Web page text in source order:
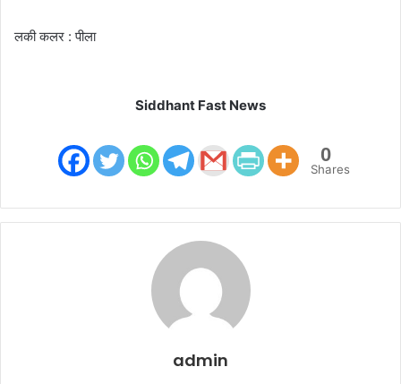
लकी कलर : पीला
Siddhant Fast News
0
Shares
admin